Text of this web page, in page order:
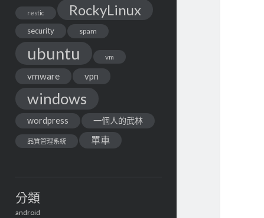
restic RockyLinux
security spam
ubuntu vm
vmware vpn
windows
wordpress 一個人的武林
品質管理系統 單車
分類
android